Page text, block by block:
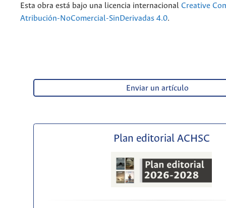
Esta obra está bajo una licencia internacional Creative
Atribución-NoComercial-SinDerivadas 4.0.
Enviar un artículo
Plan editorial ACHSC